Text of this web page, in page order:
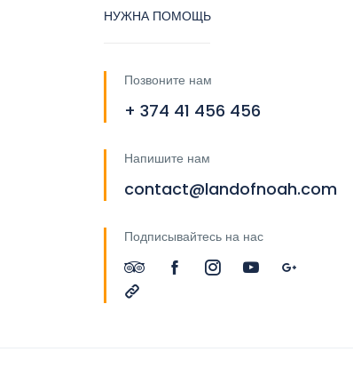
НУЖНА ПОМОЩЬ
Позвоните нам
+ 374 41 456 456
Напишите нам
contact@landofnoah.com
Подписывайтесь на нас